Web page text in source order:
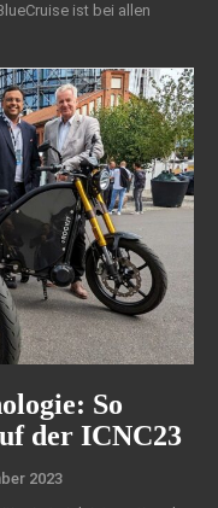
So
der ICNC23
2023